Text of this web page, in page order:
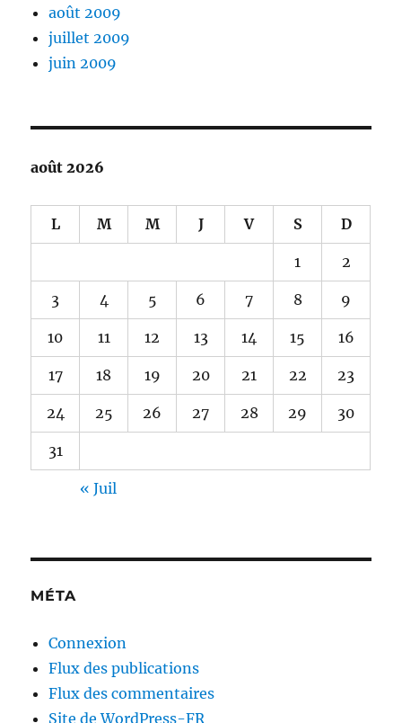
août 2009
juillet 2009
juin 2009
août 2026
L M M J V S D
1 2
3 4 5 6 7 8 9
10 11 12 13 14 15 16
17 18 19 20 21 22 23
24 25 26 27 28 29 30
31
« Juil
MÉTA
Connexion
Flux des publications
Flux des commentaires
Site de WordPress-FR